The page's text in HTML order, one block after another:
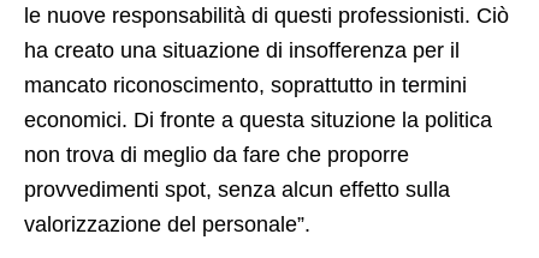
le nuove responsabilità di questi professionisti. Ciò
ha creato una situazione di insofferenza per il
mancato riconoscimento, soprattutto in termini
economici. Di fronte a questa situzione la politica
non trova di meglio da fare che proporre
provvedimenti spot, senza alcun effetto sulla
valorizzazione del personale”.